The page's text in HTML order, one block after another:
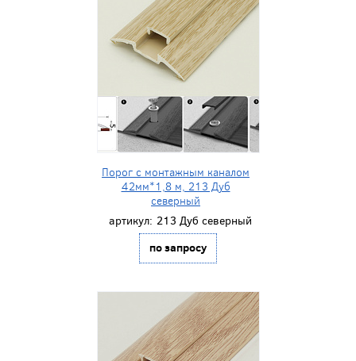
Порог с монтажным каналом
42мм*1,8 м, 213 Дуб
северный
артикул: 213 Дуб северный
по запросу